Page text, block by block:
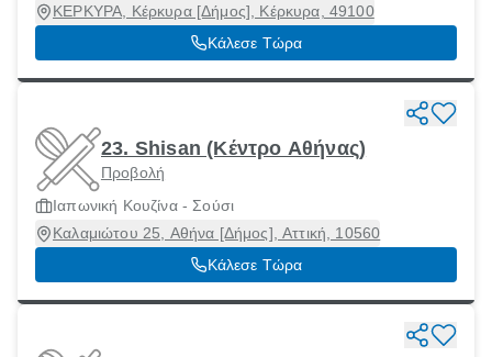
ΚΕΡΚΥΡΑ, Κέρκυρα [Δήμος], Κέρκυρα, 49100
Κάλεσε Τώρα
23. Shisan (Κέντρο Αθήνας)
Προβολή
Ιαπωνική Κουζίνα - Σούσι
Καλαμιώτου 25, Αθήνα [Δήμος], Αττική, 10560
Κάλεσε Τώρα